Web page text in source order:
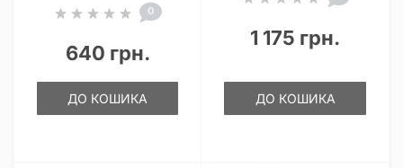
0
640 грн.
ДО КОШИКА
1 175 грн.
ДО КОШИКА